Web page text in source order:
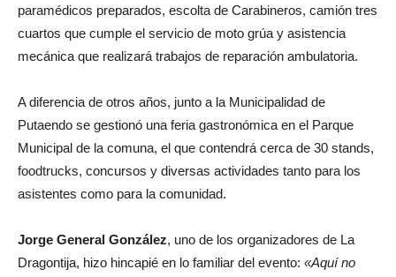
paramédicos preparados, escolta de Carabineros, camión tres
cuartos que cumple el servicio de moto grúa y asistencia
mecánica que realizará trabajos de reparación ambulatoria.
A diferencia de otros años, junto a la Municipalidad de
Putaendo se gestionó una feria gastronómica en el Parque
Municipal de la comuna, el que contendrá cerca de 30 stands,
foodtrucks, concursos y diversas actividades tanto para los
asistentes como para la comunidad.
Jorge General González, uno de los organizadores de La
Dragontija, hizo hincapié en lo familiar del evento: «Aquí no